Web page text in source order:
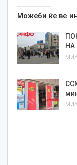
Можеби ќе ве
НА
МИА
МИА